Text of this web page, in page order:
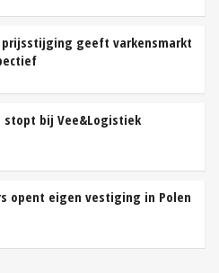
geeft varkensmarkt
stopt bij Vee&Logistiek
opent eigen vestiging in Polen